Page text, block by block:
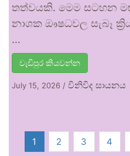
තත්වයකි. මෙම සටහන
නාශක ඖෂධවල සැබෑ
…
වැඩිපුර කියවන්න
July 15, 2026 / විනිවිද සායනය
1 2 3 4